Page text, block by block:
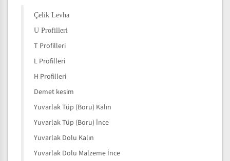
Çelik Levha
U Profilleri
T Profilleri
L Profilleri
H Profilleri
Demet kesim
Yuvarlak Tüp (Boru) Kalın
Yuvarlak Tüp (Boru) İnce
Yuvarlak Dolu Kalın
Yuvarlak Dolu Malzeme İnce